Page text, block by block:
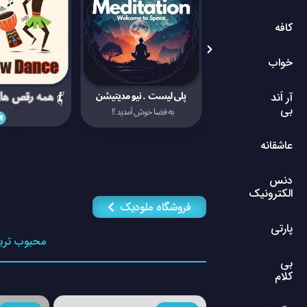
کافه
خواب
آر اَند
بی
عاشقانه
دنس
الکترونیک
پارتی
بی
کلام
فروشگاه ملودیک
محبوب